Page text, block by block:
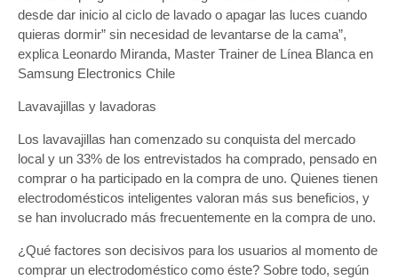
desde dar inicio al ciclo de lavado o apagar las luces cuando
quieras dormir” sin necesidad de levantarse de la cama”,
explica Leonardo Miranda, Master Trainer de Línea Blanca en
Samsung Electronics Chile
Lavavajillas y lavadoras
Los lavavajillas han comenzado su conquista del mercado
local y un 33% de los entrevistados ha comprado, pensado en
comprar o ha participado en la compra de uno. Quienes tienen
electrodomésticos inteligentes valoran más sus beneficios, y
se han involucrado más frecuentemente en la compra de uno.
¿Qué factores son decisivos para los usuarios al momento de
comprar un electrodoméstico como éste? Sobre todo, según